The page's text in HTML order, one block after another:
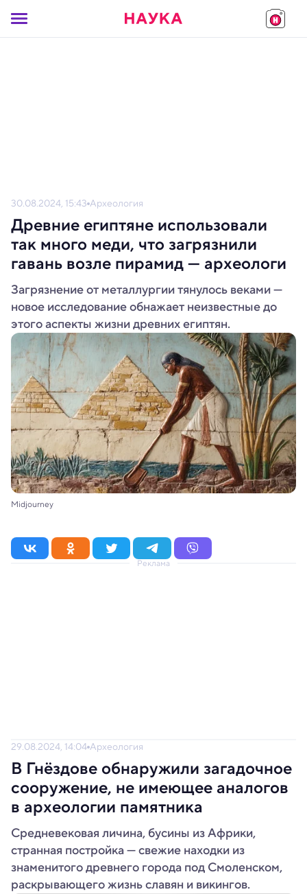
30.08.2024, 15:43 Археология
Древние египтяне использовали
так много меди, что загрязнили
гавань возле пирамид — археологи
Загрязнение от металлургии тянулось веками —
новое исследование обнажает неизвестные до
этого аспекты жизни древних египтян.
Midjourney
Реклама
29.08.2024, 14:04 Археология
В Гнёздове обнаружили загадочное
сооружение, не имеющее аналогов
в археологии памятника
Средневековая личина, бусины из Африки,
странная постройка — свежие находки из
знаменитого древнего города под Смоленском,
раскрывающего жизнь славян и викингов.